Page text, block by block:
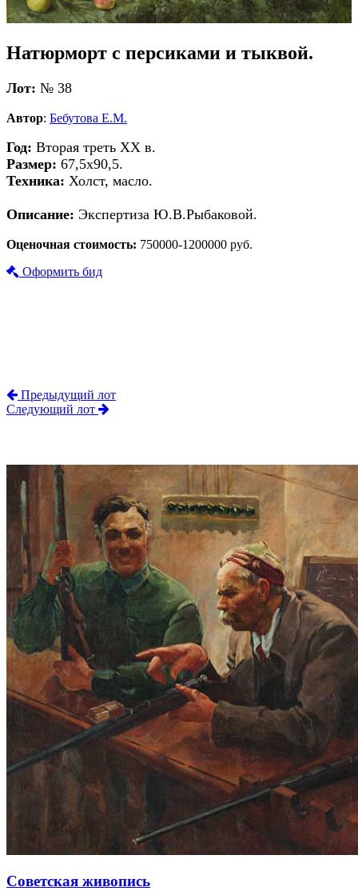
Натюрморт с персиками и тыквой.
Лот: № 38
Автор: Бебутова Е.М.
Год: Вторая треть ХХ в.
Размер: 67,5х90,5.
Техника: Холст, масло.
Описание: Экспертиза Ю.В.Рыбаковой.
Оценочная стоимость: 750000-1200000 руб.
Оформить бид
Предыдущий лот
Следующий лот
Советская живопись